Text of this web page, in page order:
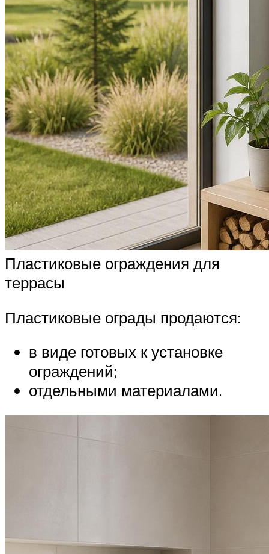
Пластиковые ограждения для
террасы
Пластиковые ограды продаются:
в виде готовых к установке
ограждений;
отдельными материалами.